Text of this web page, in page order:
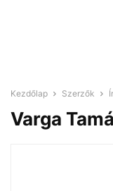
Kezdőlap Szerzők
Varga